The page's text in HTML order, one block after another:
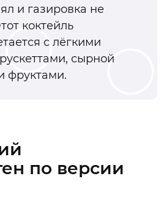
и газировка не
коктейль
с лёгкими
сырной
фруктами.
по версии